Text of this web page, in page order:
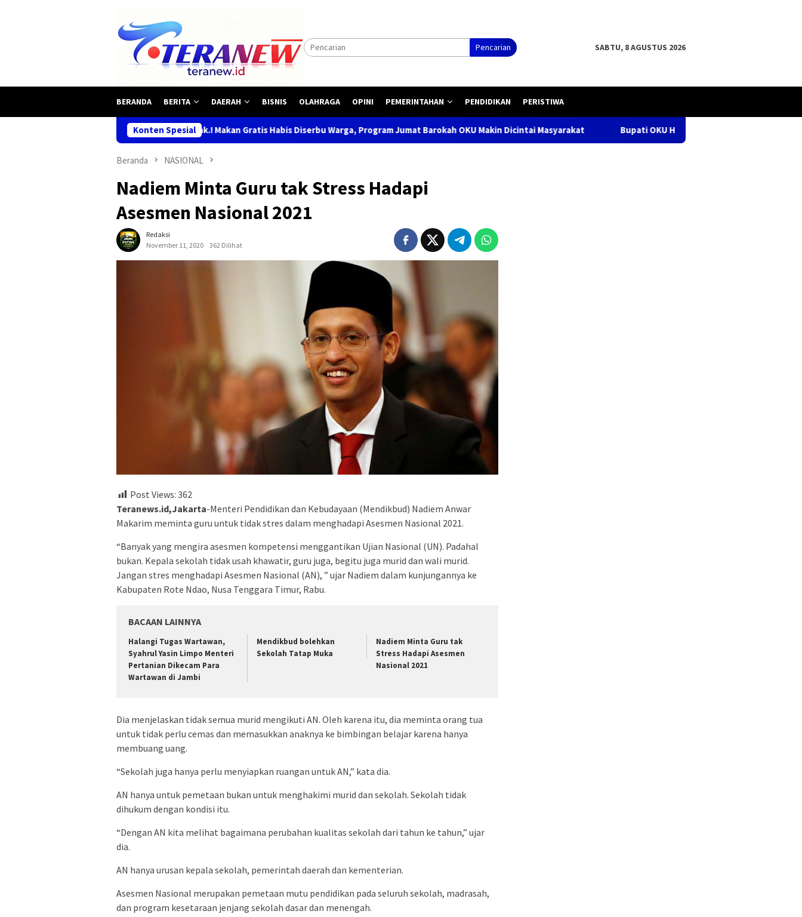
Pencarian
SABTU, 8 AGUSTUS 2026
BERANDA BERITA DAERAH BISNIS OLAHRAGA OPINI PEMERINTAHAN PENDIDIKAN PERISTIWA
Konten Spesial
Mbludak.! Makan Gratis Habis Diserbu Warga, Program Jumat Barokah OKU Makin Dicintai Masyarakat Bupati OKU H .Teddy Meilwansyah, S.STP. M.M.,
Beranda NASIONAL
Nadiem Minta Guru tak Stress Hadapi
Asesmen Nasional 2021
Redaksi
November 11, 2020
362 Dilihat
Post Views: 362
Teranews.id,Jakarta-Menteri Pendidikan dan Kebudayaan (Mendikbud) Nadiem Anwar
Makarim meminta guru untuk tidak stres dalam menghadapi Asesmen Nasional 2021.
“Banyak yang mengira asesmen kompetensi menggantikan Ujian Nasional (UN). Padahal
bukan. Kepala sekolah tidak usah khawatir, guru juga, begitu juga murid dan wali murid.
Jangan stres menghadapi Asesmen Nasional (AN), ” ujar Nadiem dalam kunjungannya ke
Kabupaten Rote Ndao, Nusa Tenggara Timur, Rabu.
BACAAN LAINNYA
Halangi Tugas Wartawan,
Syahrul Yasin Limpo Menteri
Pertanian Dikecam Para
Wartawan di Jambi
Mendikbud bolehkan
Sekolah Tatap Muka
Nadiem Minta Guru tak
Stress Hadapi Asesmen
Nasional 2021
Dia menjelaskan tidak semua murid mengikuti AN. Oleh karena itu, dia meminta orang tua
untuk tidak perlu cemas dan memasukkan anaknya ke bimbingan belajar karena hanya
membuang uang.
“Sekolah juga hanya perlu menyiapkan ruangan untuk AN,” kata dia.
AN hanya untuk pemetaan bukan untuk menghakimi murid dan sekolah. Sekolah tidak
dihukum dengan kondisi itu.
“Dengan AN kita melihat bagaimana perubahan kualitas sekolah dari tahun ke tahun,” ujar
dia.
AN hanya urusan kepala sekolah, pemerintah daerah dan kementerian.
Asesmen Nasional merupakan pemetaan mutu pendidikan pada seluruh sekolah, madrasah,
dan program kesetaraan jenjang sekolah dasar dan menengah.